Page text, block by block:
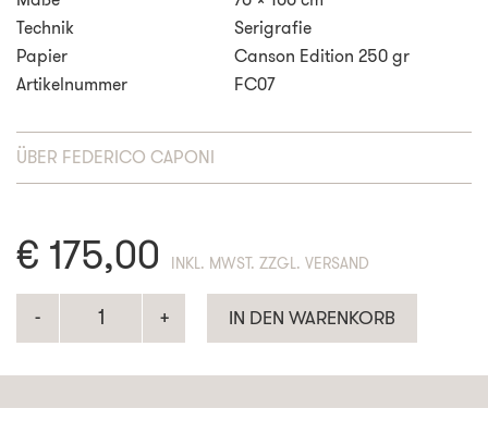
Technik
Serigrafie
Papier
Canson Edition 250 gr
Artikelnummer
FC07
ÜBER FEDERICO CAPONI
€ 175,00
IN DEN WARENKORB